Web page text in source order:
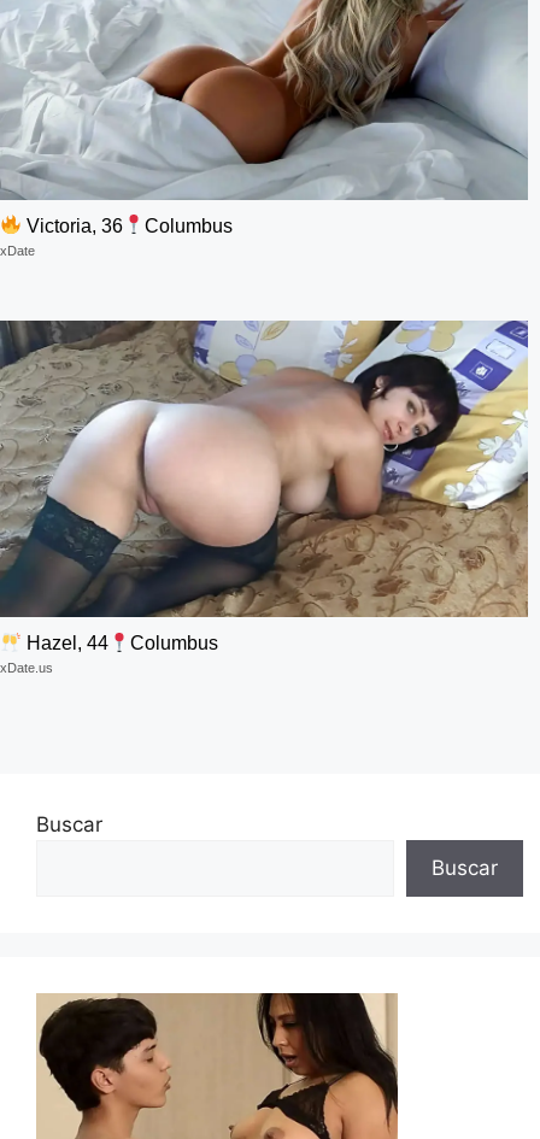
Victoria, 36 Columbus
xDate
Hazel, 44 Columbus
xDate.us
Buscar
Buscar